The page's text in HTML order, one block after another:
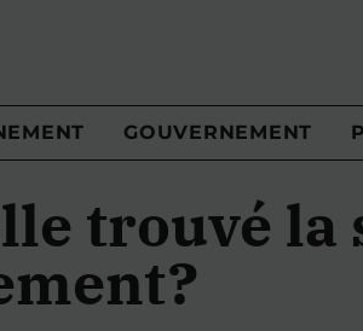
GOUVERNEMENT
trouvé